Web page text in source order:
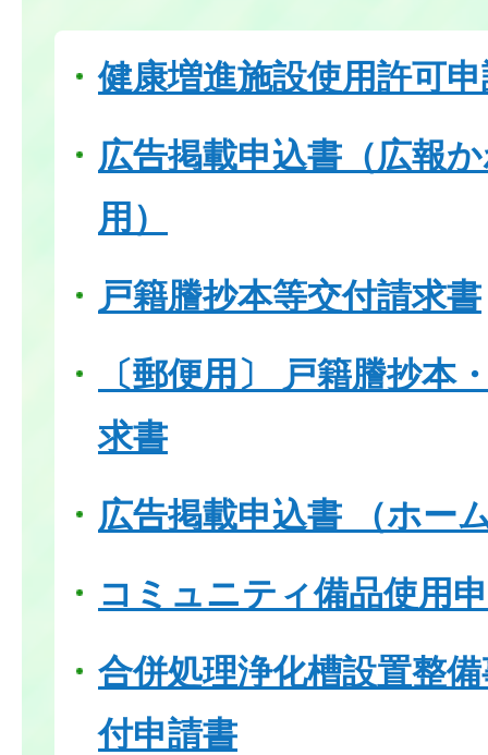
健康増進施設使用許可
広告掲載申込書（広報
用）
戸籍謄抄本等交付請求書
〔郵便用〕 戸籍謄抄本
求書
広告掲載申込書 （ホー
コミュニティ備品使用
合併処理浄化槽設置整
付申請書